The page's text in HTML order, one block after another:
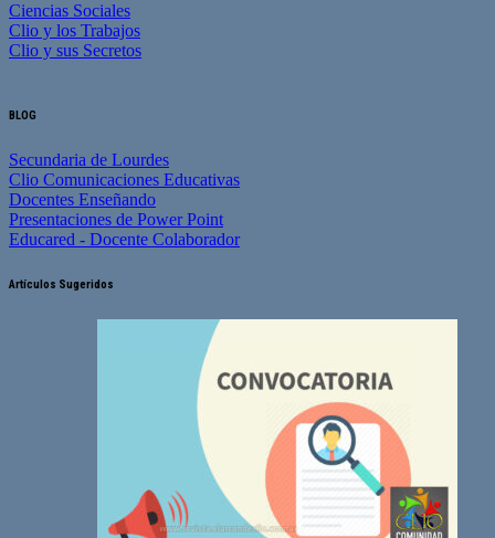
Ciencias Sociales
Clio y los Trabajos
Clio y sus Secretos
BLOG
Secundaria de Lourdes
Clio Comunicaciones Educativas
Docentes Enseñando
Presentaciones de Power Point
Educared - Docente Colaborador
Artículos Sugeridos